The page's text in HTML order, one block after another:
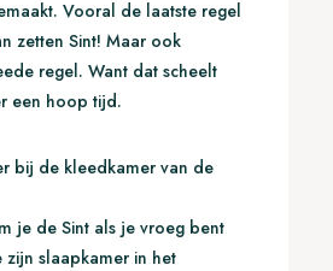
Vooral de laatste regel
zetten Sint! Maar ook
regel. Want dat scheelt
een hoop tijd.
bij de kleedkamer van de
je de Sint als je vroeg bent
zijn slaapkamer in het